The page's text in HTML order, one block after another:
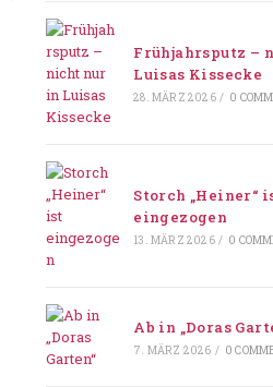
Frühjahrsputz –
Luisas Kissecke
28. MÄRZ 2026 / 0
Storch „Heiner“
eingezogen
13. MÄRZ 2026 / 0
Ab in „Doras
7. MÄRZ 2026 / 0